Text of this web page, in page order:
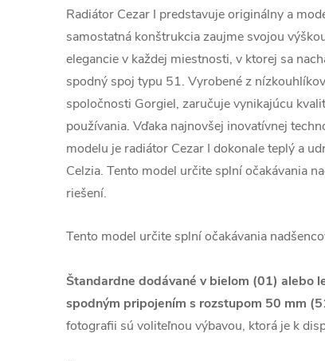
Radiátor Cezar I predstavuje originálny a
samostatná konštrukcia zaujme svojou
elegancie v každej miestnosti, v ktorej sa
spodný spoj typu 51. Vyrobené z
spoločnosti Gorgiel, zaručuje vynikajúcu
používania. Vďaka najnovšej inovatívnej
modelu je radiátor Cezar I dokonale teplý a
Celzia. Tento model určite splní očakávania
riešení.
Tento model určite splní očakávania
Štandardne dodávané v bielom (01) alebo
spodným pripojením s rozstupom 50 mm
fotografii sú voliteľnou výbavou, ktorá je k